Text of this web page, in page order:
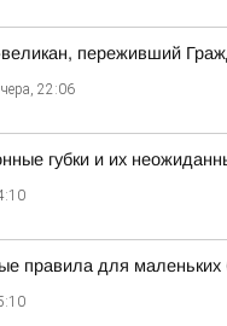
переживший
22:06
губки и их
правила для маленьких